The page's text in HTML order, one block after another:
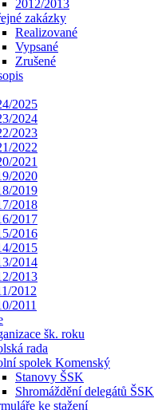
2012/2013
zakázky
Realizované
Vypsané
Zrušené
2025
2024
2023
2022
2021
2020
2019
2018
2017
2016
2015
2014
2013
2012
2011
šk. roku
rada
spolek Komenský
Stanovy ŠSK
Shromáždění delegátů ŠSK
ke stažení